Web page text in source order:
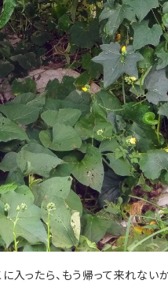
に入ったら、もう帰って来れな